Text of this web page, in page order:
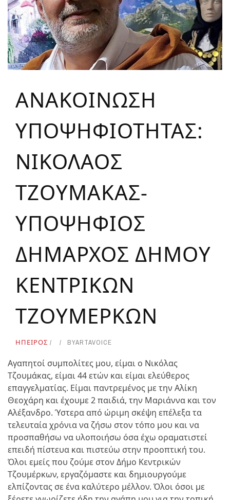
ΑΝΑΚΟΙΝΩΣΗ
ΥΠΟΨΗΦΙΟΤΗΤΑΣ:
ΝΙΚΟΛΑΟΣ
ΤΖΟΥΜΑΚΑΣ-
ΥΠΟΨΗΦΙΟΣ
ΔΗΜΑΡΧΟΣ ΔΗΜΟΥ
ΚΕΝΤΡΙΚΩΝ
ΤΖΟΥΜΕΡΚΩΝ
ΗΠΕΙΡΟΣ BYARTAVOICE
Αγαπητοί συμπολίτες μου, είμαι ο Νικόλας
Τζουμάκας, είμαι 44 ετών και είμαι ελεύθερος
επαγγελματίας. Είμαι παντρεμένος με την Αλίκη
Θεοχάρη και έχουμε 2 παιδιά, την Μαριάννα και τον
Αλέξανδρο. Ύστερα από ώριμη σκέψη επέλεξα τα
τελευταία χρόνια να ζήσω στον τόπο μου και να
προσπαθήσω να υλοποιήσω όσα έχω οραματιστεί
επειδή πίστευα και πιστεύω στην προοπτική του.
Όλοι εμείς που ζούμε στον Δήμο Κεντρικών
Τζουμέρκων, εργαζόμαστε και δημιουργούμε
ελπίζοντας σε ένα καλύτερο μέλλον. Όλοι όσοι με